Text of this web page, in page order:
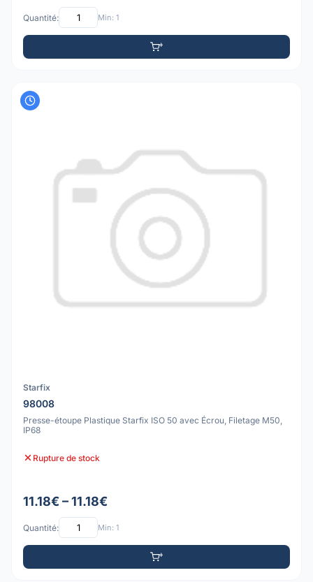
Quantité: Min: 1
Starfix
98008
Presse-étoupe Plastique Starfix ISO 50 avec Écrou, Filetage M50,
IP68
Rupture de stock
11.18€ – 11.18€
Quantité: Min: 1